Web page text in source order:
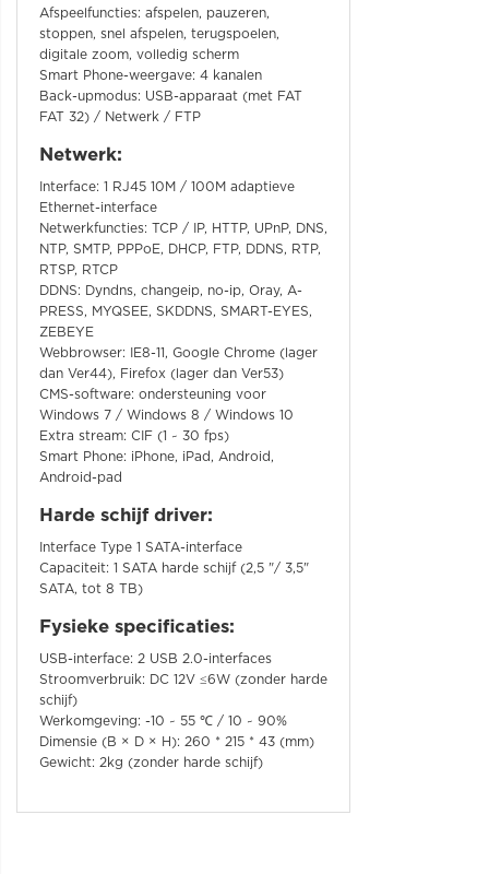
Afspeelfuncties: afspelen, pauzeren,
stoppen, snel afspelen, terugspoelen,
digitale zoom, volledig scherm
Smart Phone-weergave: 4 kanalen
Back-upmodus: USB-apparaat (met FAT
FAT 32) / Netwerk / FTP
Netwerk:
Interface: 1 RJ45 10M / 100M adaptieve
Ethernet-interface
Netwerkfuncties: TCP / IP, HTTP, UPnP, DNS,
NTP, SMTP, PPPoE, DHCP, FTP, DDNS, RTP,
RTSP, RTCP
DDNS: Dyndns, changeip, no-ip, Oray, A-
PRESS, MYQSEE, SKDDNS, SMART-EYES,
ZEBEYE
Webbrowser: IE8-11, Google Chrome (lager
dan Ver44), Firefox (lager dan Ver53)
CMS-software: ondersteuning voor
Windows 7 / Windows 8 / Windows 10
Extra stream: CIF (1 ~ 30 fps)
Smart Phone: iPhone, iPad, Android,
Android-pad
Harde schijf driver:
Interface Type 1 SATA-interface
Capaciteit: 1 SATA harde schijf (2,5 "/ 3,5"
SATA, tot 8 TB)
Fysieke specificaties:
USB-interface: 2 USB 2.0-interfaces
Stroomverbruik: DC 12V ≤6W (zonder harde
schijf)
Werkomgeving: -10 ~ 55 ℃ / 10 ~ 90%
Dimensie (B × D × H): 260 * 215 * 43 (mm)
Gewicht: 2kg (zonder harde schijf)